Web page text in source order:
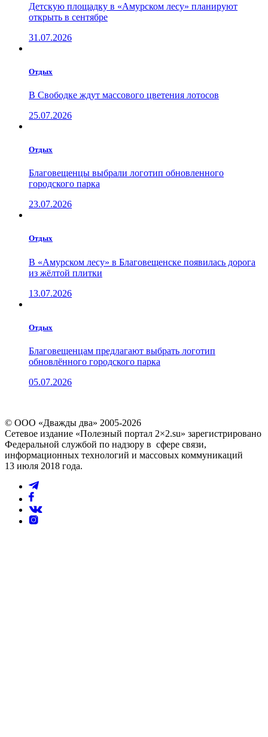
Детскую площадку в «Амурском лесу» планируют
открыть в сентябре
31.07.2026
Отдых
В Свободке ждут массового цветения лотосов
25.07.2026
Отдых
Благовещенцы выбрали логотип обновленного
городского парка
23.07.2026
Отдых
В «Амурском лесу» в Благовещенске появилась дорога
из жёлтой плитки
13.07.2026
Отдых
Благовещенцам предлагают выбрать логотип
обновлённого городского парка
05.07.2026
© ООО «Дважды два» 2005-2026
Сетевое издание «Полезный портал 2×2.su» зарегистрировано
Федеральной службой по надзору в сфере связи,
информационных технологий и массовых коммуникаций
13 июля 2018 года.